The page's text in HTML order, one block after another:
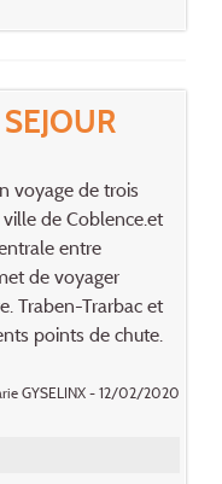
voyage de trois
de Coblence.et
entre
de voyager
Traben-Trarbac et
points de chute.
GYSELINX - 12/02/2020